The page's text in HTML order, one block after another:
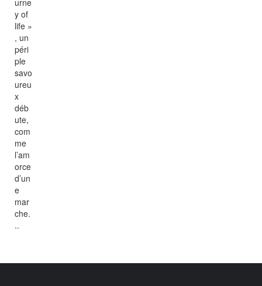
y of
life »
, un
péri
ple
savo
ureu
x
déb
ute,
com
me
l’am
orce
d’un
e
mar
che.
..